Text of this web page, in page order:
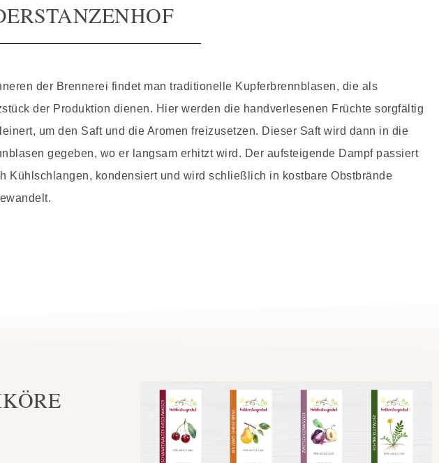
der Brennerei findet man traditionelle Kupferbrennblasen, die als
der Produktion dienen. Hier werden die handverlesenen Früchte sorgfältig
um den Saft und die Aromen freizusetzen. Dieser Saft wird dann in die
gegeben, wo er langsam erhitzt wird. Der aufsteigende Dampf passiert
Kühlschlangen, kondensiert und wird schließlich in kostbare Obstbrände